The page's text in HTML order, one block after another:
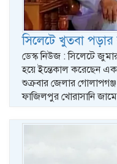
সিলেটে খুতবা
ডেস্ক নিউজ : সিলেটে
হয়ে ইন্তেকাল করেছেন
শুক্রবার জেলার
ফাজিলপুর খোরাসানি